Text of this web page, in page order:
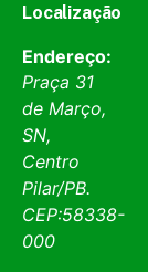
Localização
Endereço:
Praça 31
de Março,
SN,
Centro
Pilar/PB.
CEP:58338-
000